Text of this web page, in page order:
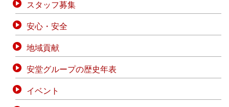
スタッフ募集
安心・安全
地域貢献
安堂グループの歴史年表
イベント